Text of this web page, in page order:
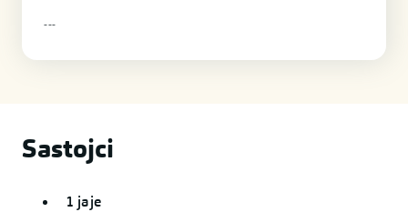
---
Sastojci
1 jaje